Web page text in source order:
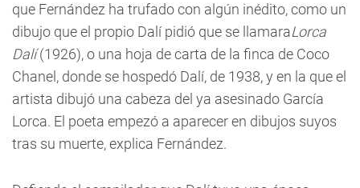
que Fernández ha trufado con algún inédito, como un
dibujo que el propio Dalí pidió que se llamaraLorca
Dalí(1926), o una hoja de carta de la finca de Coco
Chanel, donde se hospedó Dalí, de 1938, y en la que el
artista dibujó una cabeza del ya asesinado García
Lorca. El poeta empezó a aparecer en dibujos suyos
tras su muerte, explica Fernández.